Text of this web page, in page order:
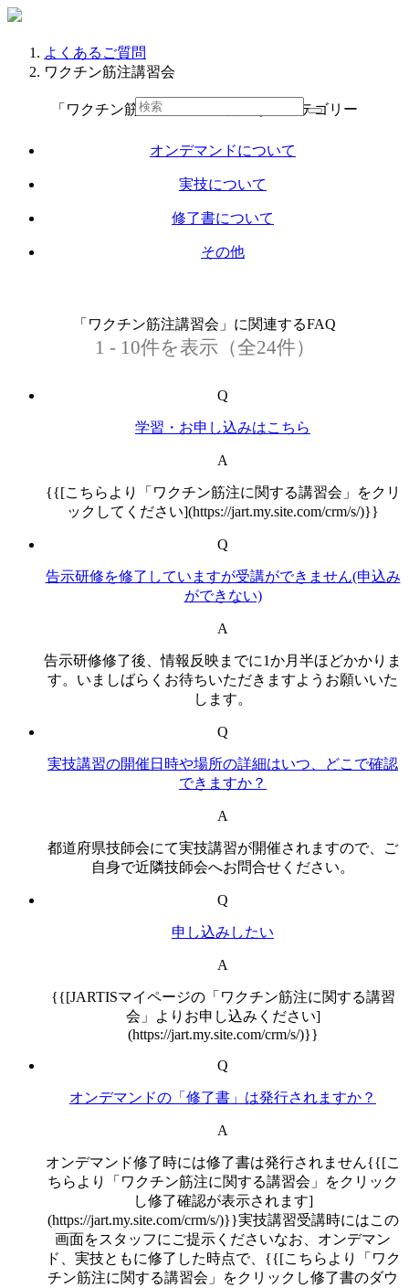
よくあるご質問
ワクチン筋注講習会
「ワクチン筋注講習会」に関連するカテゴリー
オンデマンドについて
実技について
修了書について
その他
「ワクチン筋注講習会」に関連するFAQ
1 - 10件を表示（全24件）
Q
学習・お申し込みはこちら
A
{{[こちらより「ワクチン筋注に関する講習会」をクリ
ックしてください](https://jart.my.site.com/crm/s/)}}
Q
告示研修を修了していますが受講ができません(申込み
ができない)
A
告示研修修了後、情報反映までに1か月半ほどかかりま
す。いましばらくお待ちいただきますようお願いいた
します。
Q
実技講習の開催日時や場所の詳細はいつ、どこで確認
できますか？
A
都道府県技師会にて実技講習が開催されますので、ご
自身で近隣技師会へお問合せください。
Q
申し込みしたい
A
{{[JARTISマイページの「ワクチン筋注に関する講習
会」よりお申し込みください]
(https://jart.my.site.com/crm/s/)}}
Q
オンデマンドの「修了書」は発行されますか？
A
オンデマンド修了時には修了書は発行されません{{[こ
ちらより「ワクチン筋注に関する講習会」をクリック
し修了確認が表示されます]
(https://jart.my.site.com/crm/s/)}}実技講習受講時にはこの
画面をスタッフにご提示くださいなお、オンデマン
ド、実技ともに修了した時点で、{{[こちらより「ワク
チン筋注に関する講習会」をクリックし修了書のダウ